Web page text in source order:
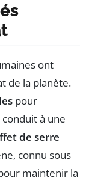
ont
de la planète.
pour
conduit à une
de serre
connu sous
maintenir la